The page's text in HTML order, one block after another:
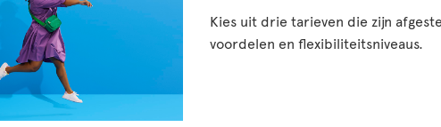
Kies uit drie tarieven die zijn
voordelen en flexibiliteitsniveaus.